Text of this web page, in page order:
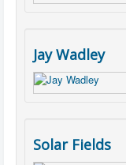
Jay Wadley
Solar Fields